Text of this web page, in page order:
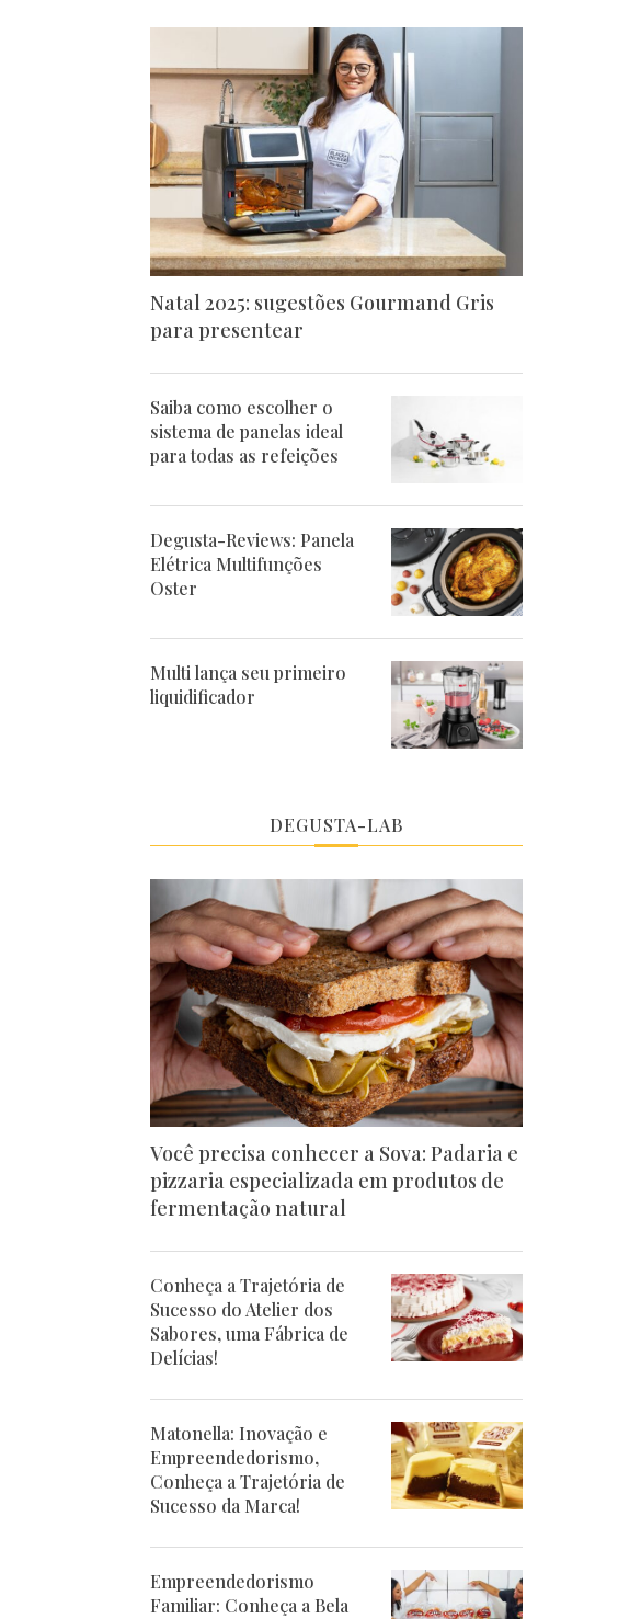
Natal 2025: sugestões Gourmand Gris
para presentear
Saiba como escolher o
sistema de panelas ideal
para todas as refeições
Degusta-Reviews: Panela
Elétrica Multifunções
Oster
Multi lança seu primeiro
liquidificador
DEGUSTA-LAB
Você precisa conhecer a Sova: Padaria e
pizzaria especializada em produtos de
fermentação natural
Conheça a Trajetória de
Sucesso do Atelier dos
Sabores, uma Fábrica de
Delícias!
Matonella: Inovação e
Empreendedorismo,
Conheça a Trajetória de
Sucesso da Marca!
Empreendedorismo
Familiar: Conheça a Bela